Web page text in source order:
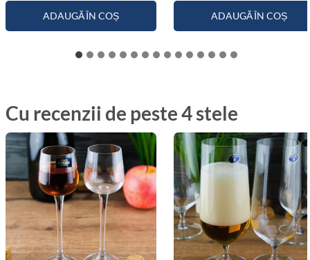
ADAUGĂ ÎN COȘ ADAUGĂ ÎN COȘ
Cu recenzii de peste 4 stele